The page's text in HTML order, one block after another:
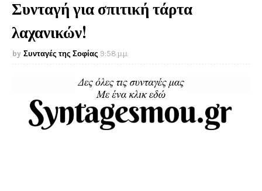
Συνταγή για σπιτική τάρτα
λαχανικών!
Συνταγές της Σοφίας 9:58 μ.μ.